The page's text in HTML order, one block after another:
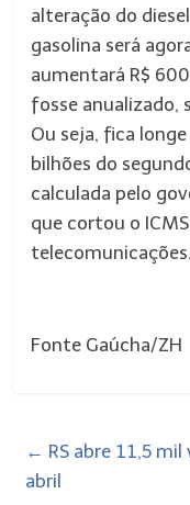
alteração do
gasolina será
aumentará R$
fosse anualizado,
Ou seja, fica
bilhões do
calculada pelo
que cortou o
telecomunicações.
Fonte Gaúcha/ZH
← RS abre 11,5
abril